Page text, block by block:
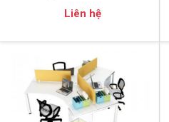
Liên hệ